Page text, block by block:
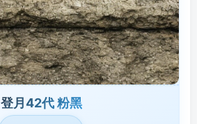
登月42代 粉黑